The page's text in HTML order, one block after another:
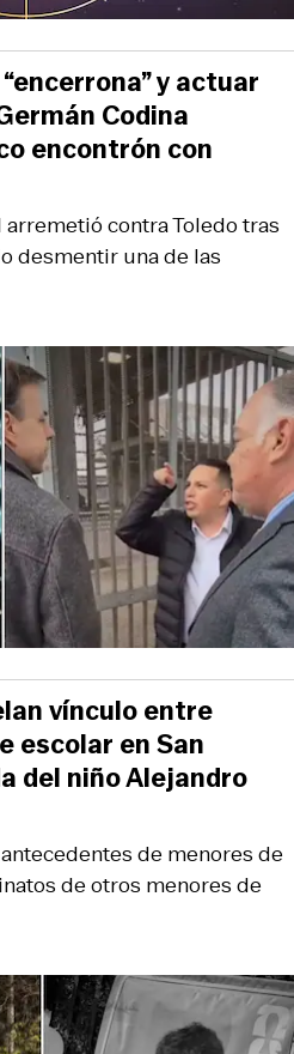
contra Toledo tras
desmentir una de las
y actuar
Codina
encontrón con
de menores de
de otros menores de
vínculo entre
escolar en San
del niño Alejandro